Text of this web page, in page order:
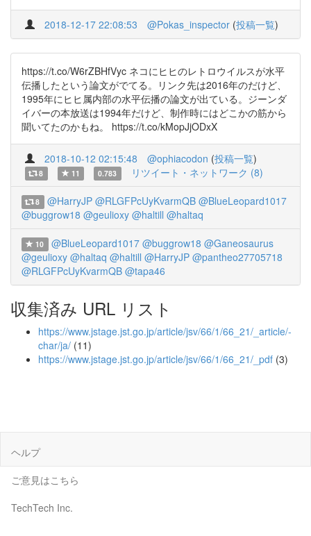
2018-12-17 22:08:53 @Pokas_inspector (投稿一覧)
https://t.co/W6rZBHfVyc ネコにヒヒのレトロウイルスが水平
伝播したという論文がでてる。リンク先は2016年のだけど、
1995年にヒヒ属内部の水平伝播の論文が出ている。ジーンダ
イバーの本放送は1994年だけど、制作時にはどこかの筋から
聞いてたのかもね。 https://t.co/kMopJjODxX
2018-10-12 02:15:48 @ophiacodon (投稿一覧)
8 11 0.783 リツイート・ネットワーク (8)
8 @HarryJP @RLGFPcUyKvarmQB @BlueLeopard1017
@buggrow18 @geulioxy @haltill @haltaq
10 @BlueLeopard1017 @buggrow18 @Ganeosaurus
@geulioxy @haltaq @haltill @HarryJP @pantheo27705718
@RLGFPcUyKvarmQB @tapa46
収集済み URL リスト
https://www.jstage.jst.go.jp/article/jsv/66/1/66_21/_article/-
char/ja/ (11)
https://www.jstage.jst.go.jp/article/jsv/66/1/66_21/_pdf (3)
ヘルプ
ご意見はこちら
TechTech Inc.